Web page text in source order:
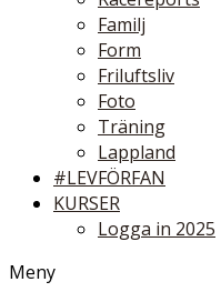
Familj
Form
Friluftsliv
Foto
Träning
Lappland
#LEVFÖRFAN
KURSER
Logga in 2025
Meny